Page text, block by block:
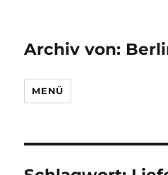
Archiv von:
MENÜ